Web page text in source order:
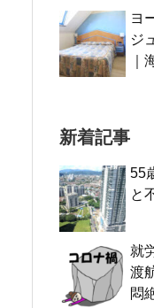
ヨ
ジ
｜
新着記事
55
と
就
渡
悶